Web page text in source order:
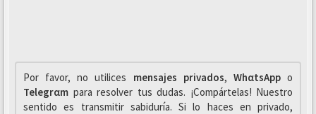
Por favor, no utilices mensajes privados, WhαtsAppo
Telegrαm para resolver tus dudas. ¡Compártelas! Nuestro
sentido es transmitir sabiduría. Si lo haces en privado,